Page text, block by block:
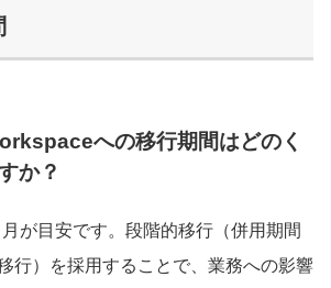
への移行期間はどのく
か？
が目安です。段階的移行（併用期間
）を採用することで、業務への影響